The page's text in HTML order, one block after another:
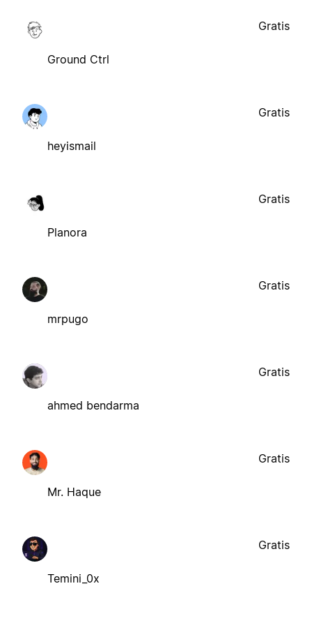
Ground Ctrl
Gratis
heyismail
Gratis
Planora
Gratis
mrpugo
Gratis
ahmed bendarma
Gratis
Mr. Haque
Gratis
Temini_0x
Gratis